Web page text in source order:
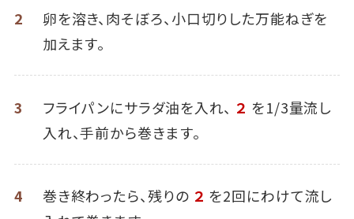
2
卵を溶き、肉そぼろ、小口切りした万能ねぎを
加えます。
3 フライパンにサラダ油を入れ、 ２ を1/3量流し
入れ、手前から巻きます。
4 巻き終わったら、残りの ２ を2回にわけて流し